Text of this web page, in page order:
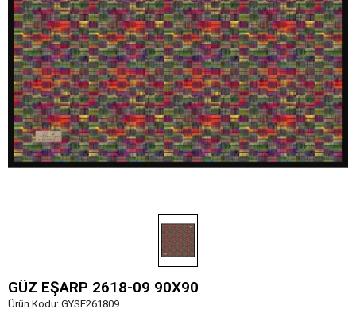
GÜZ EŞARP 2618-09 90X90
Ürün Kodu: GYSE261809